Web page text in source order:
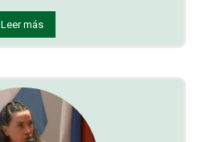
Leer más